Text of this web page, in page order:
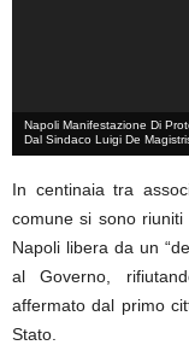
Napoli Manifestazione Di
Dal Sindaco Luigi De
In centinaia tra
comune si sono riuniti
Napoli libera da un
al Governo,
affermato dal primo
Stato.